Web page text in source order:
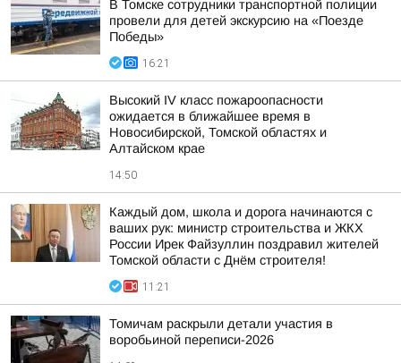
В Томске сотрудники транспортной полиции
провели для детей экскурсию на «Поезде
Победы»
16:21
Высокий IV класс пожароопасности
ожидается в ближайшее время в
Новосибирской, Томской областях и
Алтайском крае
14:50
Каждый дом, школа и дорога начинаются с
ваших рук: министр строительства и ЖКХ
России Ирек Файзуллин поздравил жителей
Томской области с Днём строителя!
11:21
Томичам раскрыли детали участия в
воробьиной переписи-2026